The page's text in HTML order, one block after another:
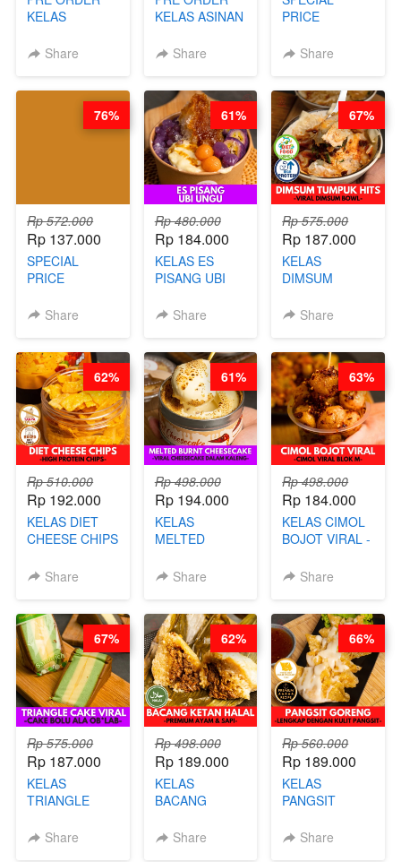
KELAS
LAYER CAKE -
SAUCE- BY
(TAYANG 18
Share
KELAS ASINAN
BY CHEF DITA
Share
PRICE
KELAS KOPI &
BARISTA
ARISUDANA
(TANGGAL 10
AGS HARGA
NAIK! )
Share
Rp 572.000
Rp 137.000
SPECIAL
PRICE
KELAS CAKWE
DITA
(TANGGAL 10
AGS HARGA
NAIK! )
Share
76%
Rp 480.000
Rp 184.000
KELAS ES
PISANG UBI
CHEF DITA
Share
61%
Rp 575.000
Rp 187.000
KELAS
DIMSUM
- VIRAL
STEPHANIE
Share
67%
Rp 510.000
Rp 192.000
KELAS DIET
CHEESE CHIPS
PROTEIN
Share
62%
Rp 498.000
Rp 194.000
KELAS
MELTED
CHEESECAKE -
DALAM
KALENG-BY
CHEF DITA
Share
61%
Rp 498.000
Rp 184.000
KELAS CIMOL
BOJOT VIRAL -
BLOK M -BY
JUNI)
Share
63%
Rp 575.000
Rp 187.000
KELAS
TRIANGLE
CAKE BOLU
Share
67%
Rp 498.000
Rp 189.000
KELAS
BACANG
PREMIUM
Share
62%
Rp 560.000
Rp 189.000
KELAS
PANGSIT
LENGKAP
Share
66%